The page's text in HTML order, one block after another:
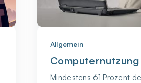
Allgemein
Mindestens 61 Prozent